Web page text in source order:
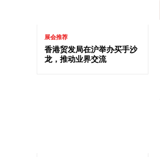
展会推荐
香港贸发局在沪举办买手沙
龙，推动业界交流